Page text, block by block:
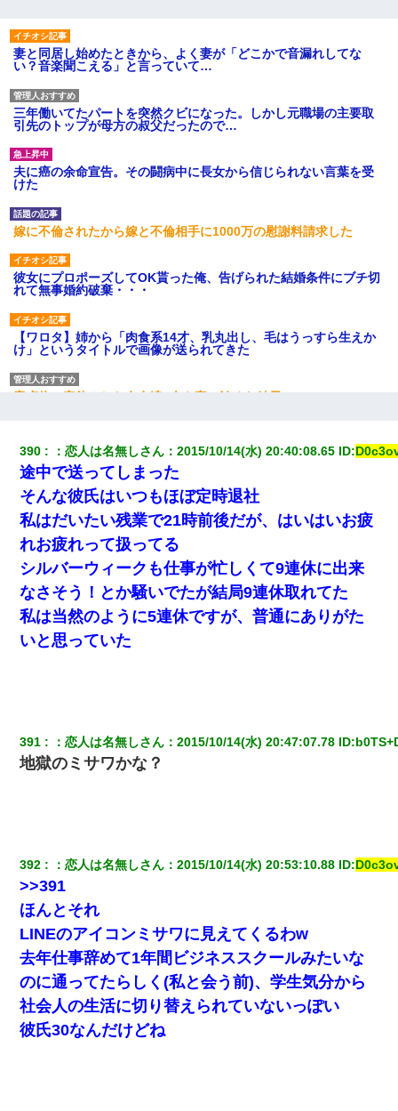
妻と同居し始めたときから、よく妻が「どこかで音漏れしてな
い？音楽聞こえる」と言っていて…
三年働いてたパートを突然クビになった。しかし元職場の主要取
引先のトップが母方の叔父だったので…
夫に癌の余命宣告。その闘病中に長女から信じられない言葉を受
けた
嫁に不倫されたから嫁と不倫相手に1000万の慰謝料請求した
彼女にプロポーズしてOK貰った俺、告げられた結婚条件にブチ切
れて無事婚約破棄・・・
【ワロタ】姉から「肉食系14才、乳丸出し、毛はうっすら生えか
け」というタイトルで画像が送られてきた
童貞俺、宅飲みした女友達2人を家に泊めた結果ｗｗｗｗｗｗ
「お前の父ちゃんは自宅警備員」とかからかわれたけど、実はと
んでもない仕事に就いていた
とっさに女児を捕まえたら変質者扱いされた。母親「あっち行っ
てよ！気持ち悪い！（ｼｯｼｯ」→ 後日、俺を見つけた母親がすっ飛
んできて・・・
近所のお寺に住み込みで手伝いしてる知的障害のオッサンがい
た。ある日、オッサンが火かき棒を持って顔を真っ赤にしながら
走り回っていて…
デパートの外商『私さんだと名乗る女が、ツケで宝石を買おうと
泣」俺（キターー）→
お互い干渉はしないようにしましょう」→ その後に結納金の話を
したので、母が・・・
彼にプロポーズされたんだけど、実は資産家だと知って婚約破棄
した。B子「A男くんと別れたって本当？私が付き合ってもい
高1のとき男に襲われ、不妊の叔母に頼まれて出産。→叔母夫婦が
養子縁組してアメリカに子供を連れ帰った。→9・11で叔母夫婦が
亡くなってしまい…
390 ：恋人は名無しさん ：2015/10/14(水) 20:40:08.65 ID:
途中で送ってしまった
そんな彼氏はいつもほぼ定時退社
私はだいたい残業で21時前後だが、はいはいお疲
れお疲れって扱ってる
シルバーウィークも仕事が忙しくて9連休に出来
なさそう！とか騒いでたが結局9連休取れてた
私は当然のように5連休ですが、普通にありがた
いと思っていた
391 ：恋人は名無しさん ：2015/10/14(水) 20:47:07.78 ID:
地獄のミサワかな？
392 ：恋人は名無しさん ：2015/10/14(水) 20:53:10.88 ID:
>>391
ほんとそれ
LINEのアイコンミサワに見えてくるわw
去年仕事辞めて1年間ビジネススクールみたいな
のに通ってたらしく(私と会う前)、学生気分から
社会人の生活に切り替えられていないっぽい
彼氏30なんだけどね